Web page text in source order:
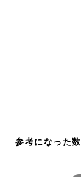
参考になった数